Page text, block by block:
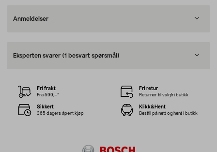
Anmeldelser
Eksperten svarer (1 besvart spørsmål)
Fri frakt
Fra 599,–*
Fri retur
Returner til valgfri butikk
Sikkert
365 dagers åpent kjøp
Klikk&Hent
Bestill på nett og hent i butikk